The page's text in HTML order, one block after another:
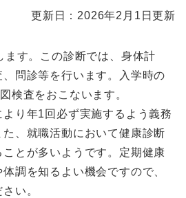
更新日：2026年2月1日更新
ます。この診断では、身体計
問診等を行います。入学時の
検査をおこないます。
り年1回必ず実施するよう義務
、就職活動において健康診断
とが多いようです。定期健康
調を知るよい機会ですので、
い。